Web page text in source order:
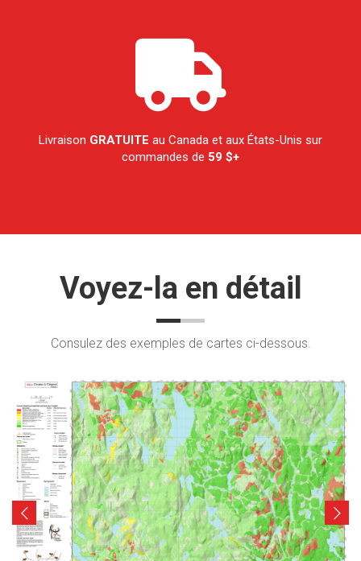
Livraison GRATUITE au Canada et aux États-Unis sur
commandes de 59 $+
Voyez-la en détail
Consulez des exemples de cartes ci-dessous.